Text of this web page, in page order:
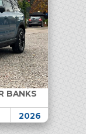
BANKS
2026